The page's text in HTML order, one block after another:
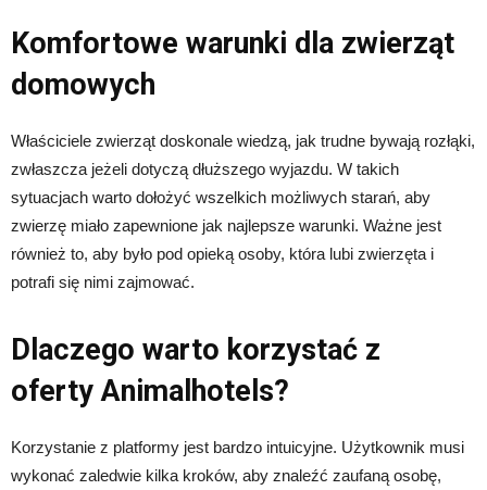
Komfortowe warunki dla zwierząt
domowych
Właściciele zwierząt doskonale wiedzą, jak trudne bywają rozłąki,
zwłaszcza jeżeli dotyczą dłuższego wyjazdu. W takich
sytuacjach warto dołożyć wszelkich możliwych starań, aby
zwierzę miało zapewnione jak najlepsze warunki. Ważne jest
również to, aby było pod opieką osoby, która lubi zwierzęta i
potrafi się nimi zajmować.
Dlaczego warto korzystać z
oferty Animalhotels?
Korzystanie z platformy jest bardzo intuicyjne. Użytkownik musi
wykonać zaledwie kilka kroków, aby znaleźć zaufaną osobę,